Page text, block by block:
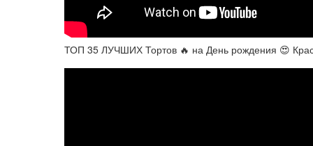
ТОП 35 ЛУЧШИХ Тортов 🔥 на День рождения 😍